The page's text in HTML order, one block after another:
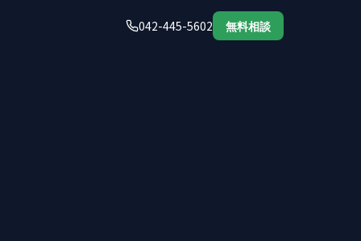
042-445-5602 無料相談